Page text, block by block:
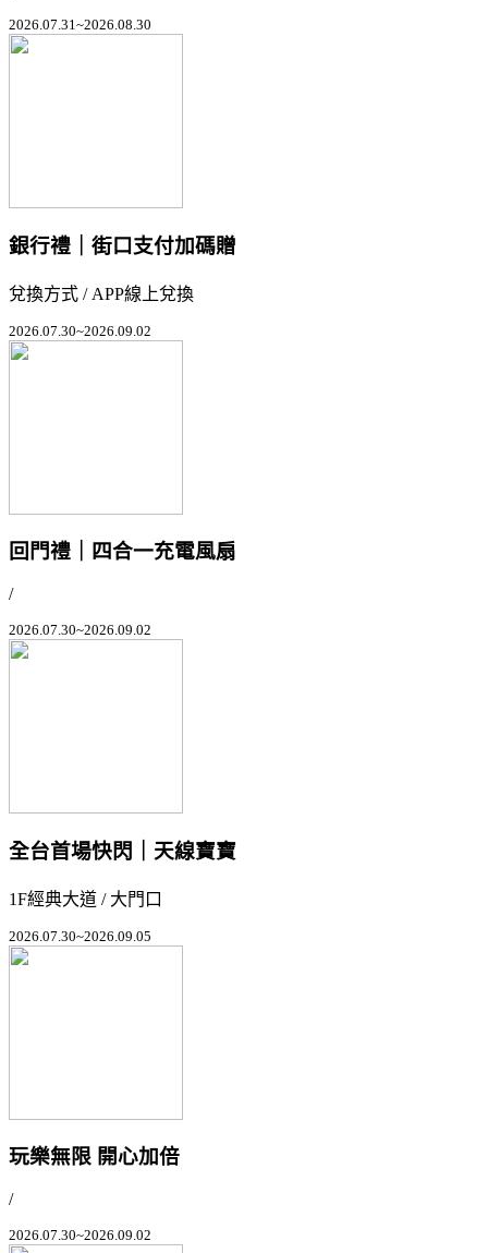
2026.07.31~2026.08.30
銀行禮｜街口支付加碼贈
兌換方式 / APP線上兌換
2026.07.30~2026.09.02
回門禮｜四合一充電風扇
/
2026.07.30~2026.09.02
全台首場快閃｜天線寶寶
1F經典大道 / 大門口
2026.07.30~2026.09.05
玩樂無限 開心加倍
/
2026.07.30~2026.09.02